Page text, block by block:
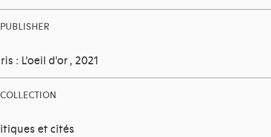
PUBLISHER
: L'oeil d'or , 2021
COLLECTION
et cités